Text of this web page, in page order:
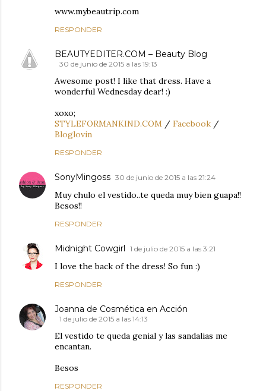
www.mybeautrip.com
RESPONDER
BEAUTYEDITER.COM – Beauty Blog
30 de junio de 2015 a las 19:13
Awesome post! I like that dress. Have a
wonderful Wednesday dear! :)
xoxo;
STYLEFORMANKIND.COM / Facebook /
Bloglovin
RESPONDER
SonyMingoss 30 de junio de 2015 a las 21:24
Muy chulo el vestido..te queda muy bien guapa!!
Besos!!
RESPONDER
Midnight Cowgirl 1 de julio de 2015 a las 3:21
I love the back of the dress! So fun :)
RESPONDER
Joanna de Cosmética en Acción
1 de julio de 2015 a las 14:13
El vestido te queda genial y las sandalias me
encantan.
Besos
RESPONDER